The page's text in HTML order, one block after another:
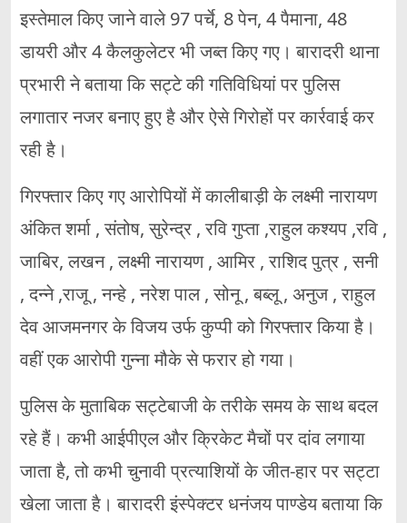
इस्तेमाल किए जाने वाले 97 पर्चे, 8 पेन, 4 पैमाना, 48
डायरी और 4 कैलकुलेटर भी जब्त किए गए। बारादरी थाना
प्रभारी ने बताया कि सट्टे की गतिविधियां पर पुलिस
लगातार नजर बनाए हुए है और ऐसे गिरोहों पर कार्रवाई कर
रही है।
गिरफ्तार किए गए आरोपियों में कालीबाड़ी के लक्ष्मी नारायण
अंकित शर्मा , संतोष, सुरेन्द्र , रवि गुप्ता ,राहुल कश्यप ,रवि ,
जाबिर, लखन , लक्ष्मी नारायण , आमिर , राशिद पुत्र , सनी
, दन्ने ,राजू , नन्हे , नरेश पाल , सोनू , बब्लू , अनुज , राहुल
देव आजमनगर के विजय उर्फ कुप्पी को गिरफ्तार किया है।
वहीं एक आरोपी गुन्ना मौके से फरार हो गया।
पुलिस के मुताबिक सट्टेबाजी के तरीके समय के साथ बदल
रहे हैं। कभी आईपीएल और क्रिकेट मैचों पर दांव लगाया
जाता है, तो कभी चुनावी प्रत्याशियों के जीत-हार पर सट्टा
खेला जाता है। बारादरी इंस्पेक्टर धनंजय पाण्डेय बताया कि